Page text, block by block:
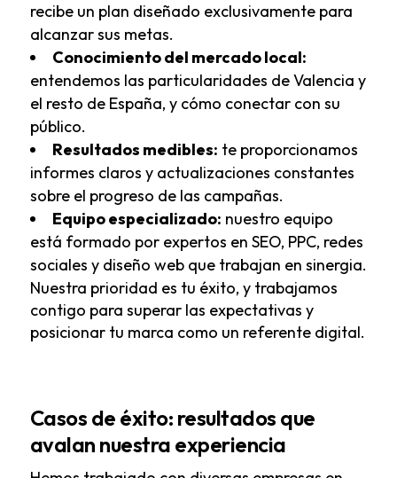
recibe un plan diseñado exclusivamente para
alcanzar sus metas.
Conocimiento del mercado local:
entendemos las particularidades de Valencia y
el resto de España, y cómo conectar con su
público.
Resultados medibles: te proporcionamos
informes claros y actualizaciones constantes
sobre el progreso de las campañas.
Equipo especializado: nuestro equipo
está formado por expertos en SEO, PPC, redes
sociales y diseño web que trabajan en sinergia.
Nuestra prioridad es tu éxito, y trabajamos
contigo para superar las expectativas y
posicionar tu marca como un referente digital.
Casos de éxito: resultados que
avalan nuestra experiencia